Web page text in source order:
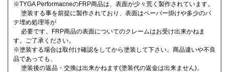
※TYGA PerformacneのFRP商品は、表面が少々荒く製作されています。
塗装する事を前提に製作されており、表面はペーパー掛けや多少のパ
テ埋め処理等が
必要です。FRP商品の表面についてのクレームはお受け出来かねま
す。ご了承ください。
※塗装する場合は取付け確認をしてから塗装して下さい。商品違いや不良
品であっても、
塗装後の返品・交換は出来かねます(塗装代の返金は出来ません)。